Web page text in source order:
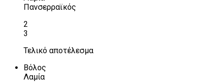
Πανσερραϊκός
2
3
Τελικό αποτέλεσμα
Βόλος
Λαμία